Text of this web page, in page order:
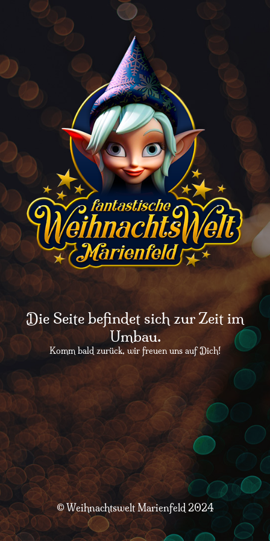
Die Seite befindet sich zur Zeit im
Umbau.
Komm bald zurück, wir freuen uns auf Dich!
© Weihnachtswelt Marienfeld 2024